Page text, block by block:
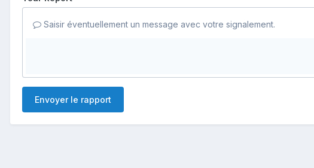
Saisir éventuellement un message avec votre signalement.
Envoyer le rapport